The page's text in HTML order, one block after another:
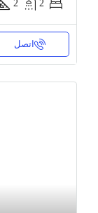
2
2
اتصل